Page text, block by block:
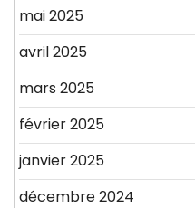
mai 2025
avril 2025
mars 2025
février 2025
janvier 2025
décembre 2024